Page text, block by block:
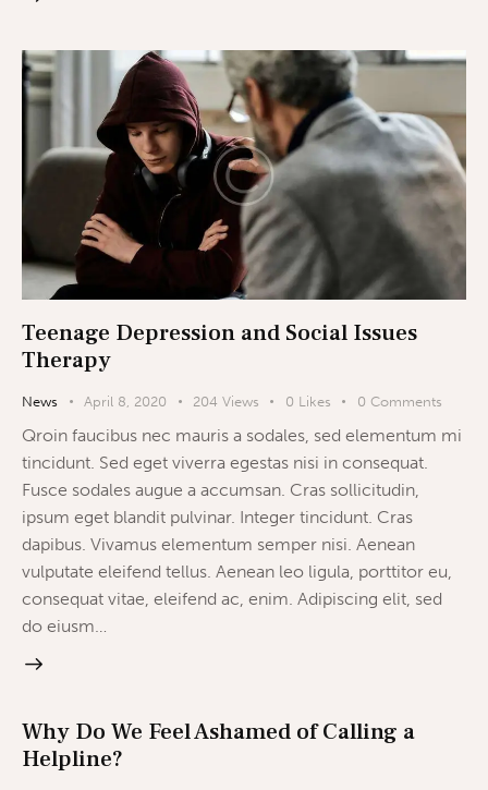
Teenage Depression and Social Issues
Therapy
News April 8, 2020 204 Views 0 Likes 0 Comments
Qroin faucibus nec mauris a sodales, sed elementum mi
tincidunt. Sed eget viverra egestas nisi in consequat.
Fusce sodales augue a accumsan. Cras sollicitudin,
ipsum eget blandit pulvinar. Integer tincidunt. Cras
dapibus. Vivamus elementum semper nisi. Aenean
vulputate eleifend tellus. Aenean leo ligula, porttitor eu,
consequat vitae, eleifend ac, enim. Adipiscing elit, sed
do eiusm…
Why Do We Feel Ashamed of Calling a
Helpline?